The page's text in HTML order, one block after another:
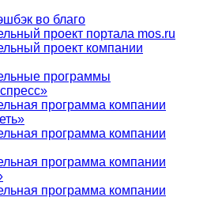
во благо
проект портала mos.ru
проект компании
программы
программа компании
программа компании
программа компании
программа компании